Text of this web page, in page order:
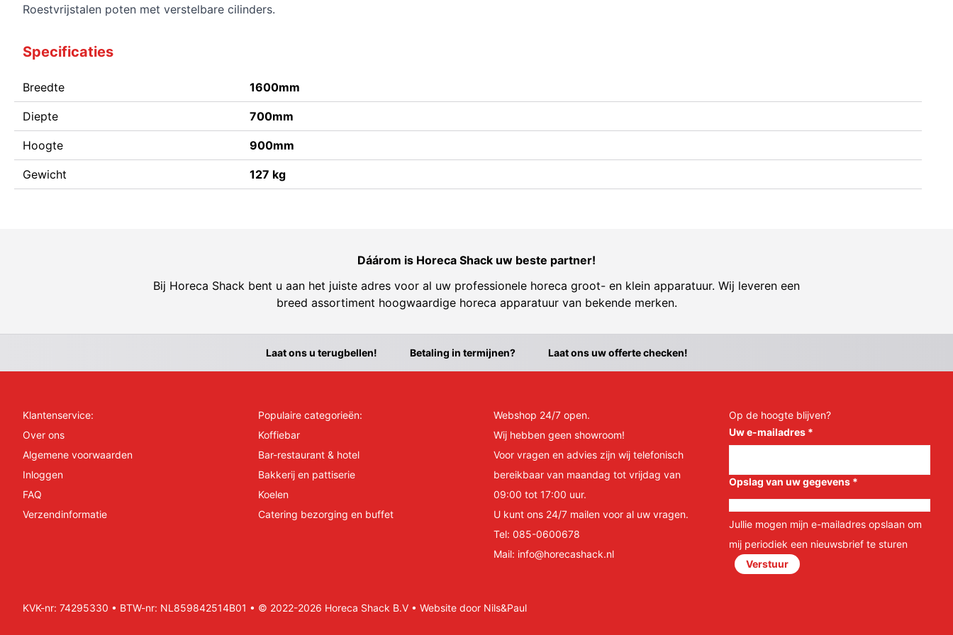
Roestvrijstalen poten met verstelbare cilinders.
Specificaties
Breedte 1600mm
Diepte 700mm
Hoogte 900mm
Gewicht 127 kg
Dáárom is Horeca Shack uw beste partner!
Bij Horeca Shack bent u aan het juiste adres voor al uw professionele horeca groot- en klein apparatuur. Wij leveren een
breed assortiment hoogwaardige horeca apparatuur van bekende merken.
Laat ons u terugbellen! Betaling in termijnen? Laat ons uw offerte checken!
Klantenservice:
Over ons
Algemene voorwaarden
Inloggen
FAQ
Verzendinformatie
Populaire categorieën:
Koffiebar
Bar-restaurant & hotel
Bakkerij en pattiserie
Koelen
Catering bezorging en buffet
Webshop 24/7 open.
Wij hebben geen showroom!
Voor vragen en advies zijn wij telefonisch
bereikbaar van maandag tot vrijdag van
09:00 tot 17:00 uur.
U kunt ons 24/7 mailen voor al uw vragen.
Tel: 085-0600678
Mail: info@horecashack.nl
Op de hoogte blijven?
Uw e-mailadres *
Opslag van uw gegevens *
Jullie mogen mijn e-mailadres opslaan om
mij periodiek een nieuwsbrief te sturen
Verstuur
KVK-nr: 74295330 • BTW-nr: NL859842514B01 • © 2022-2026 Horeca Shack B.V • Website door Nils&Paul